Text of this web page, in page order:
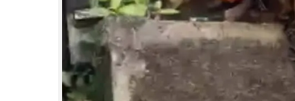
SPIRITUAL